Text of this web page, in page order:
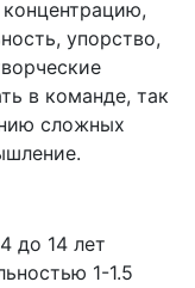
упорство,
в команде, так
сложных
до 14 лет
1-1.5